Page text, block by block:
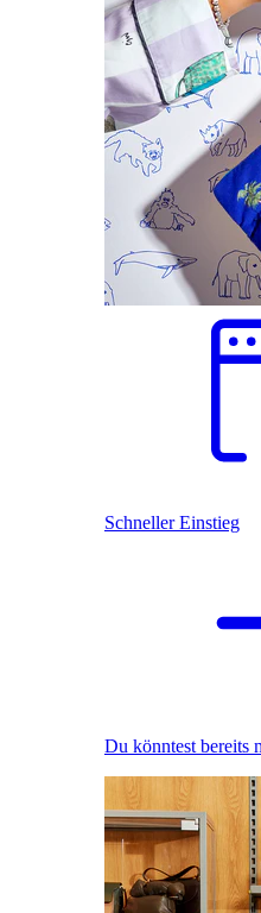
Schneller Einstieg
Du könntest bereits